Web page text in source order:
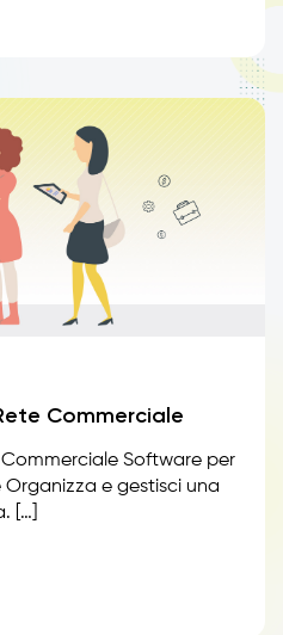
Commerciale
Software per
e gestisci una
[…]